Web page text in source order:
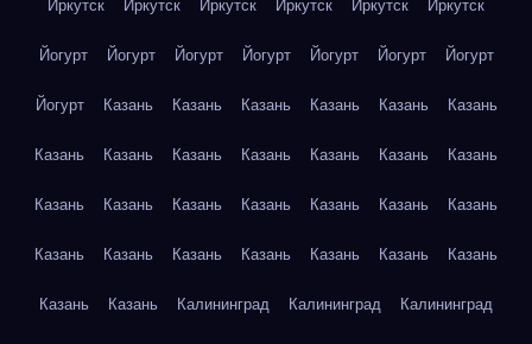
Иркутск Иркутск Иркутск Иркутск Иркутск Иркутск
Йогурт Йогурт Йогурт Йогурт Йогурт Йогурт Йогурт
Йогурт Казань Казань Казань Казань Казань Казань
Казань Казань Казань Казань Казань Казань Казань
Казань Казань Казань Казань Казань Казань Казань
Казань Казань Казань Казань Казань Казань Казань
Казань Казань Калининград Калининград Калининград